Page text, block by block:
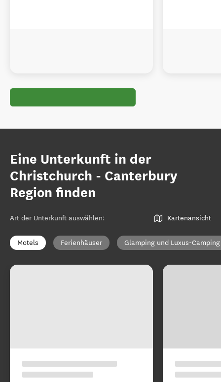
Eine Unterkunft in der
Christchurch - Canterbury
Region finden
Art der Unterkunft auswählen: Kartenansicht
Motels Ferienhäuser Glamping und Luxus-Camping